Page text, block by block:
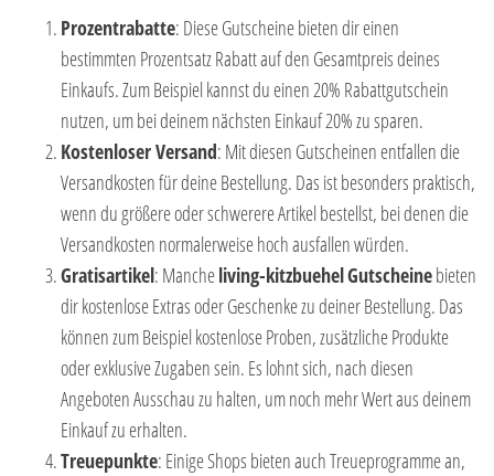
Prozentrabatte: Diese Gutscheine bieten dir einen
bestimmten Prozentsatz Rabatt auf den Gesamtpreis deines
Einkaufs. Zum Beispiel kannst du einen 20% Rabattgutschein
nutzen, um bei deinem nächsten Einkauf 20% zu sparen.
Kostenloser Versand: Mit diesen Gutscheinen entfallen die
Versandkosten für deine Bestellung. Das ist besonders praktisch,
wenn du größere oder schwerere Artikel bestellst, bei denen die
Versandkosten normalerweise hoch ausfallen würden.
Gratisartikel: Mancheliving-kitzbuehelGutscheinebieten
dir kostenlose Extras oder Geschenke zu deiner Bestellung. Das
können zum Beispiel kostenlose Proben, zusätzliche Produkte
oder exklusive Zugaben sein. Es lohnt sich, nach diesen
Angeboten Ausschau zu halten, um noch mehr Wert aus deinem
Einkauf zu erhalten.
Treuepunkte: Einige Shops bieten auch Treueprogramme an,